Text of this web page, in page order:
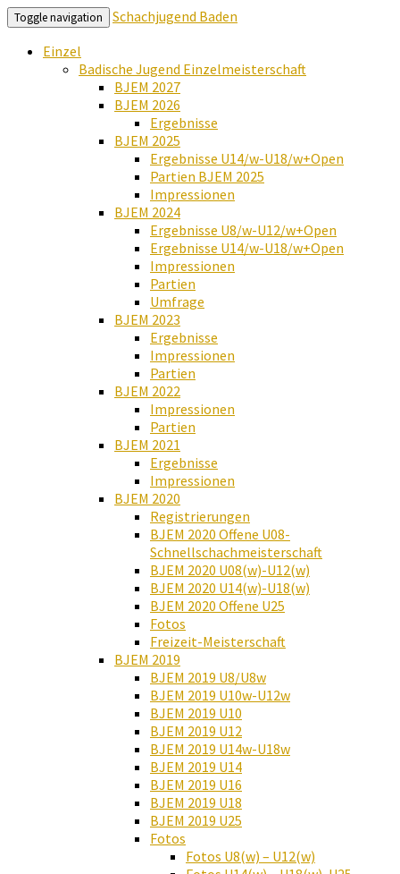
Toggle navigation
Schachjugend Baden
Einzel
Badische Jugend Einzelmeisterschaft
BJEM 2027
BJEM 2026
Ergebnisse
BJEM 2025
Ergebnisse U14/w-U18/w+Open
Partien BJEM 2025
Impressionen
BJEM 2024
Ergebnisse U8/w-U12/w+Open
Ergebnisse U14/w-U18/w+Open
Impressionen
Partien
Umfrage
BJEM 2023
Ergebnisse
Impressionen
Partien
BJEM 2022
Impressionen
Partien
BJEM 2021
Ergebnisse
Impressionen
BJEM 2020
Registrierungen
BJEM 2020 Offene U08-
Schnellschachmeisterschaft
BJEM 2020 U08(w)-U12(w)
BJEM 2020 U14(w)-U18(w)
BJEM 2020 Offene U25
Fotos
Freizeit-Meisterschaft
BJEM 2019
BJEM 2019 U8/U8w
BJEM 2019 U10w-U12w
BJEM 2019 U10
BJEM 2019 U12
BJEM 2019 U14w-U18w
BJEM 2019 U14
BJEM 2019 U16
BJEM 2019 U18
BJEM 2019 U25
Fotos
Fotos U8(w) – U12(w)